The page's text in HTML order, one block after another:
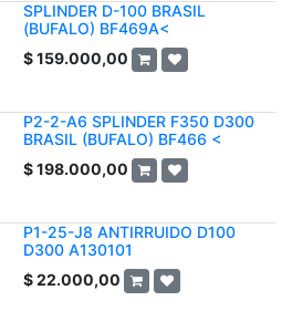
SPLINDER D-100 BRASIL
(BUFALO) BF469A<
$159.000,00
P2-2-A6 SPLINDER F350 D300
BRASIL (BUFALO) BF466 <
$198.000,00
P1-25-J8 ANTIRRUIDO D100
D300 A130101
$22.000,00